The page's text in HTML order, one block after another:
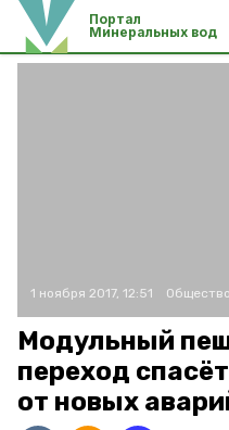
Портал
Минеральных вод
1 ноября 2017, 12:51 Общество
Модульный
переход
от новых